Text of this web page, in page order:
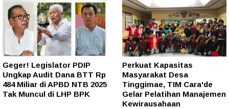
Geger! Legislator PDIP
Ungkap Audit Dana BTT Rp
484 Miliar di APBD NTB 2025
Tak Muncul di LHP BPK
Perkuat Kapasitas
Masyarakat Desa
Tinggimae, TIM Cara'de
Gelar Pelatihan Manajemen
Kewirausahaan